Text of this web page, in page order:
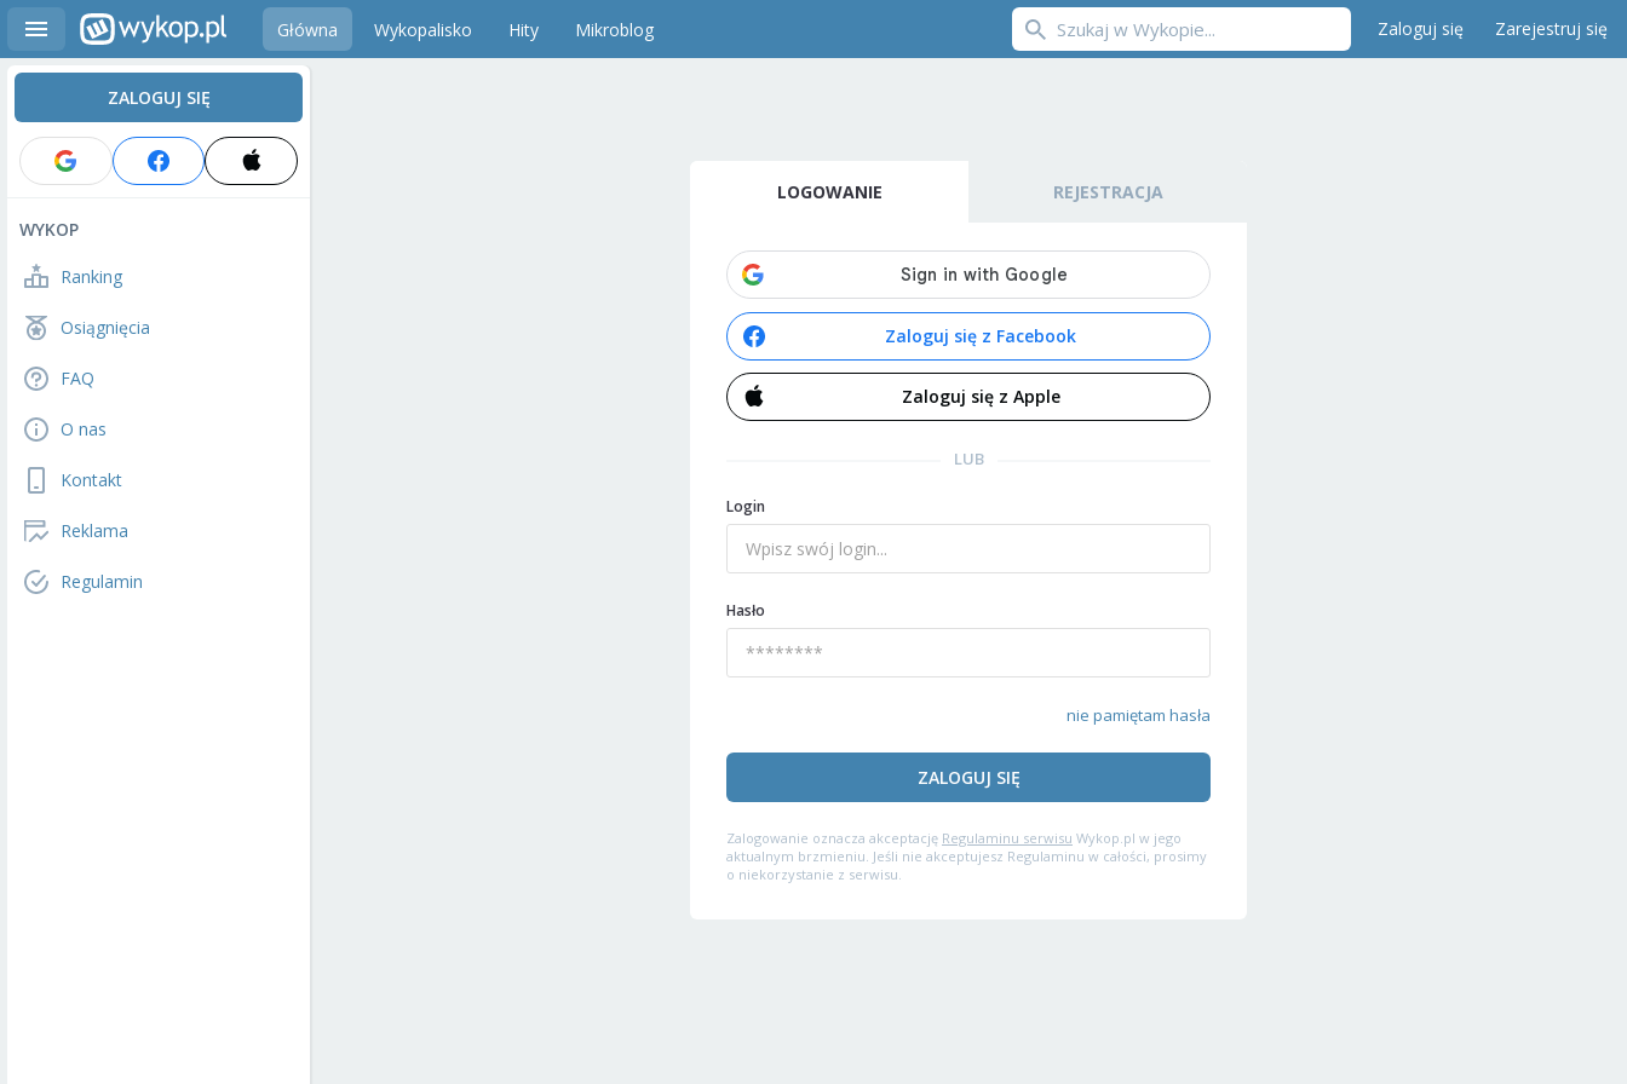
Główna Wykopalisko Hity Mikroblog Zaloguj się Zarejestruj się
ZALOGUJ SIĘ
WYKOP
Ranking
Osiągnięcia
FAQ
O nas
Kontakt
Reklama
Regulamin
LOGOWANIE REJESTRACJA
Zaloguj się z Facebook
Zaloguj się z Apple
LUB
Login
Hasło
nie pamiętam hasła
ZALOGUJ SIĘ
Zalogowanie oznacza akceptację Regulaminu serwisu Wykop.pl w jego
aktualnym brzmieniu. Jeśli nie akceptujesz Regulaminu w całości, prosimy
o niekorzystanie z serwisu.